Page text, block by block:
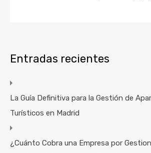
Entradas recientes
La Guía Definitiva para la Gestión de
Turísticos en Madrid
¿Cuánto Cobra una Empresa por